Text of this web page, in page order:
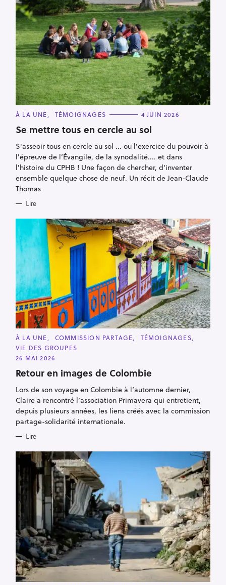
C
T
E
O
R
I
E
S
À LA UNE TÉMOIGNAGES 4 JUIN 2026
Se mettre tous en cercle au sol
S'asseoir tous en cercle au sol ... ou l'exercice du pouvoir à
l'épreuve de l’Évangile, de la synodalité.... et dans
l'histoire du CPHB ! Une façon de chercher, d'inventer
ensemble quelque chose de neuf. Un récit de Jean-Claude
Thomas
Lire
C
A
T
E
O
R
E
S
À LA UNE COMMISSION PARTAGE
TÉMOIGNAGES
VIE DES GROUPES
26 MAI 2026
Retour en images de Colombie
Lors de son voyage en Colombie à l’automne dernier,
Claire a rencontré l’association Primavera qui entretient,
depuis plusieurs années, les liens créés avec la commission
partage-solidarité internationale.
Lire